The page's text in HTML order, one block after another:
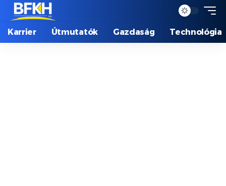
Karrier Útmutatók Gazdaság Technológia